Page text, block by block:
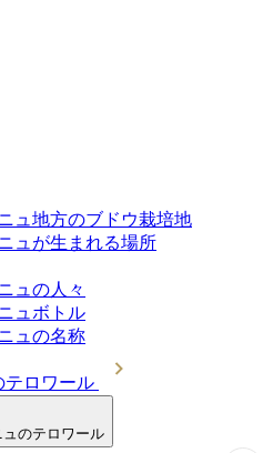
ュ地方のブドウ栽培地
ュが生まれる場所
ュの人々
ュボトル
ュの名称
テロワール
のテロワール